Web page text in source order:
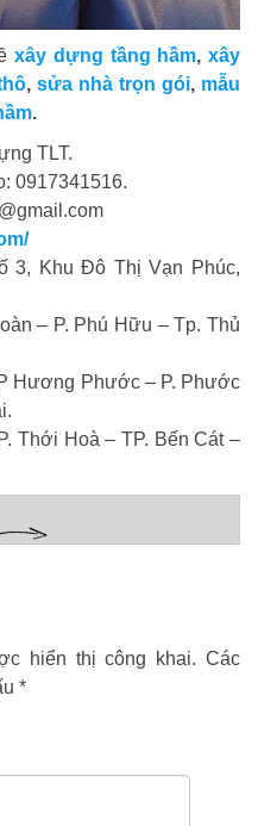
xây dựng tầng hầm,xây
, sửa nhà trọn gói, mẫu
.
TLT.
0917341516.
3, Khu Đô Thị Vạn Phúc,
– P. Phú Hữu – Tp. Thủ
Hương Phước – P. Phước
Thới Hoà – TP. Bến Cát –
hiển thị công khai. Các
*